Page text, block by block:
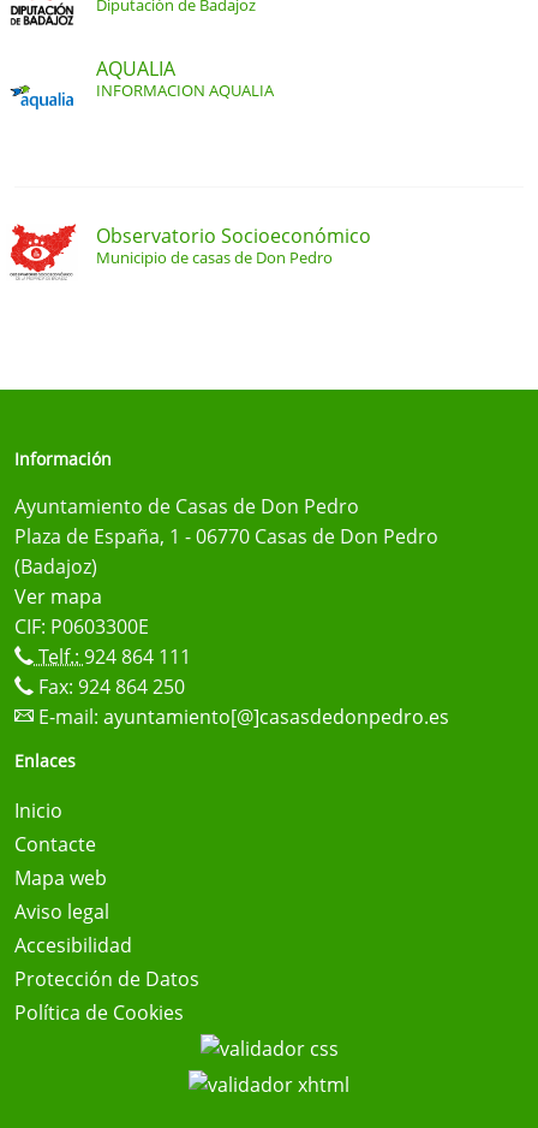
Diputación de Badajoz
AQUALIA
INFORMACION AQUALIA
Observatorio Socioeconómico
Municipio de casas de Don Pedro
Información
Ayuntamiento de Casas de Don Pedro
Plaza de España, 1 - 06770 Casas de Don Pedro
(Badajoz)
Ver mapa
CIF: P0603300E
Telf.: 924 864 111
Fax: 924 864 250
E-mail: ayuntamiento[@]casasdedonpedro.es
Enlaces
Inicio
Contacte
Mapa web
Aviso legal
Accesibilidad
Protección de Datos
Política de Cookies